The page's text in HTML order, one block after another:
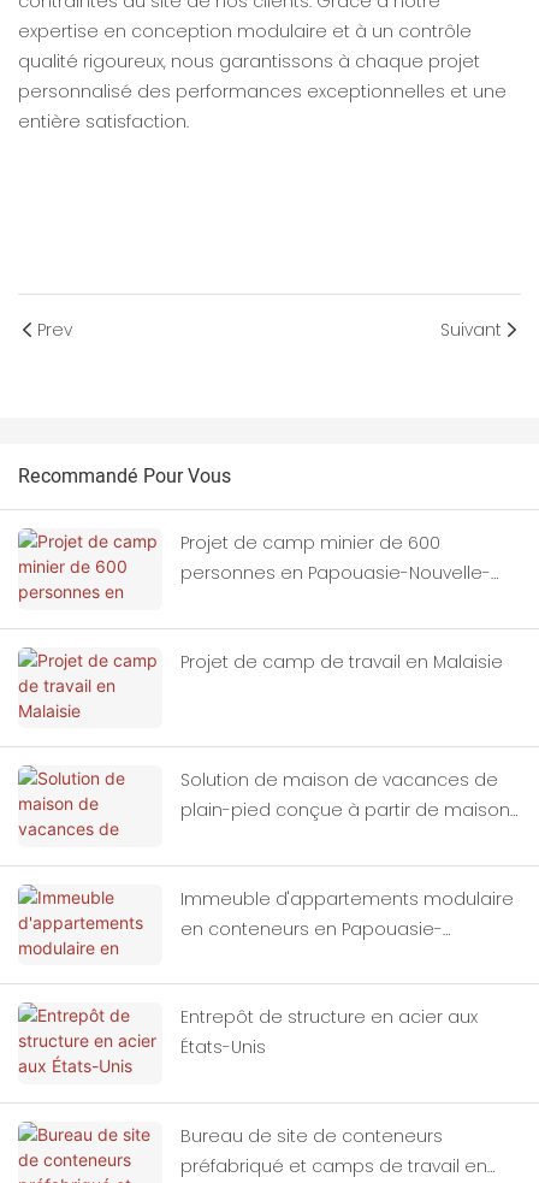
expertise en conception modulaire et à un contrôle
qualité rigoureux, nous garantissons à chaque projet
personnalisé des performances exceptionnelles et une
entière satisfaction.
Prev Suivant
Recommandé Pour Vous
Projet de camp minier de 600
personnes en Papouasie-Nouvelle-
Projet de camp de travail en Malaisie
Solution de maison de vacances de
plain-pied conçue à partir de maisons
Immeuble d'appartements modulaire
en conteneurs en Papouasie-
Entrepôt de structure en acier aux
États-Unis
Bureau de site de conteneurs
préfabriqué et camps de travail en